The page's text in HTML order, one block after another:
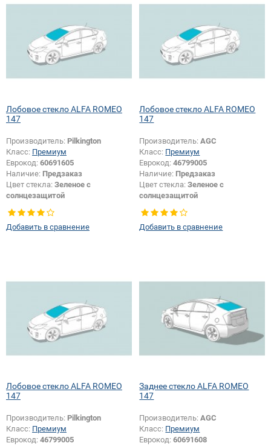
Лобовое стекло ALFA ROMEO
147
Производитель: Pilkington
Класс: Премиум
Еврокод: 60691605
Наличие: Предзаказ
Цвет стекла: Зеленое с
солнцезащитой
Добавить в сравнение
Лобовое стекло ALFA ROMEO
147
Производитель:AGC
Класс: Премиум
Еврокод:46799005
Наличие: Предзаказ
Цвет стекла:Зеленое с
солнцезащитой
Добавить в сравнение
Лобовое стекло ALFA ROMEO
147
Производитель: Pilkington
Класс: Премиум
Еврокод: 46799005
Заднее стекло ALFA ROMEO
147
Производитель:AGC
Класс: Премиум
Еврокод:60691608